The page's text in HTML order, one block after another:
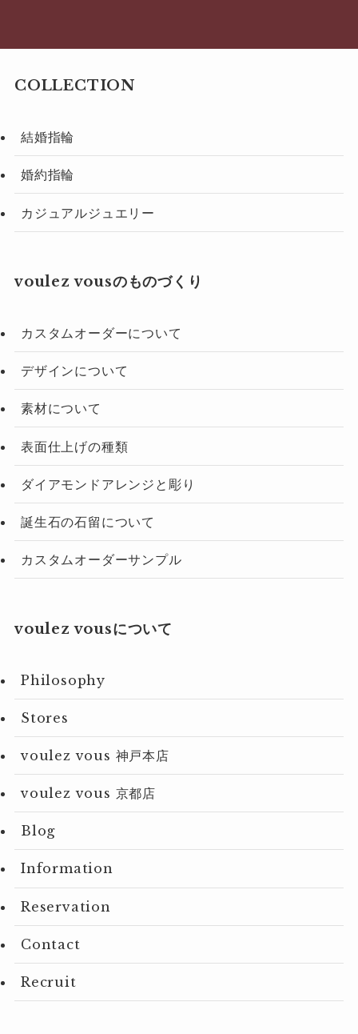
COLLECTION
結婚指輪
婚約指輪
カジュアルジュエリー
voulez vousのものづくり
カスタムオーダーについて
デザインについて
素材について
表面仕上げの種類
ダイアモンドアレンジと彫り
誕生石の石留について
カスタムオーダーサンプル
voulez vousについて
Philosophy
Stores
voulez vous 神戸本店
voulez vous 京都店
Blog
Information
Reservation
Contact
Recruit